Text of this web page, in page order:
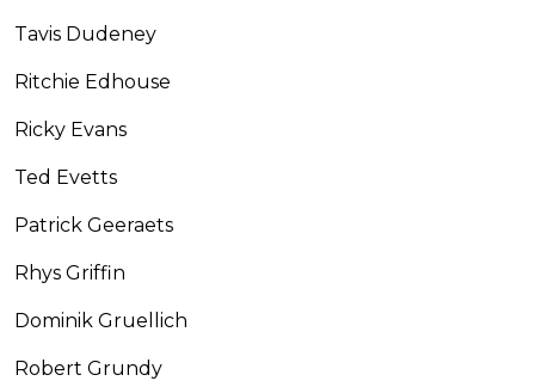
Tavis Dudeney
Ritchie Edhouse
Ricky Evans
Ted Evetts
Patrick Geeraets
Rhys Griffin
Dominik Gruellich
Robert Grundy